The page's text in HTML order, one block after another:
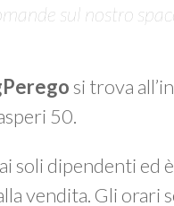
sul nostro
si trova
50.
soli dipendenti ed
vendita. Gli orari